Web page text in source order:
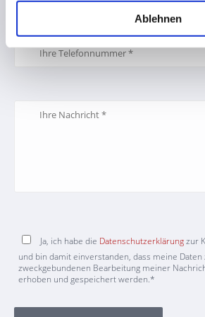
Ablehnen
Ja, ich habe die Datenschutzerklärungzur
und bin damit einverstanden, dass meine Daten
zweckgebundenen Bearbeitung meiner
erhoben und gespeichert werden.*